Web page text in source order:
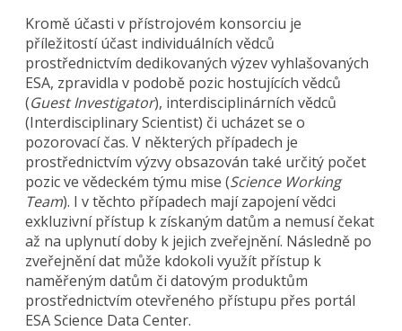
Kromě účasti v přístrojovém konsorciu je
příležitostí účast individuálních vědců
prostřednictvím dedikovaných výzev vyhlašovaných
ESA, zpravidla v podobě pozic hostujících vědců
(Guest Investigator), interdisciplinárních vědců
(Interdisciplinary Scientist) či ucházet se o
pozorovací čas. V některých případech je
prostřednictvím výzvy obsazován také určitý počet
pozic ve vědeckém týmu mise (Science Working
Team). I v těchto případech mají zapojení vědci
exkluzivní přístup k získaným datům a nemusí čekat
až na uplynutí doby k jejich zveřejnění. Následně po
zveřejnění dat může kdokoli využít přístup k
naměřeným datům či datovým produktům
prostřednictvím otevřeného přístupu přes portál
ESA Science Data Center.